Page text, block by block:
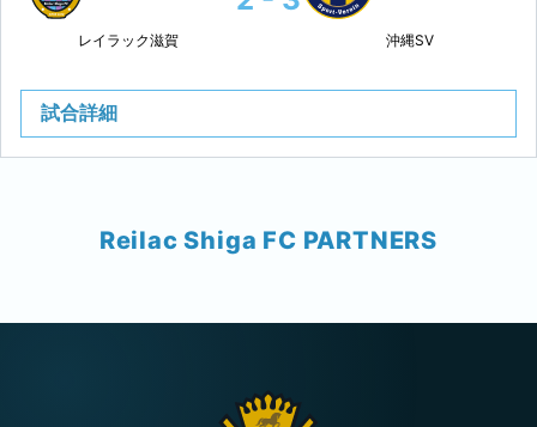
レイラック滋賀 沖縄SV
試合詳細
Reilac Shiga FC PARTNERS